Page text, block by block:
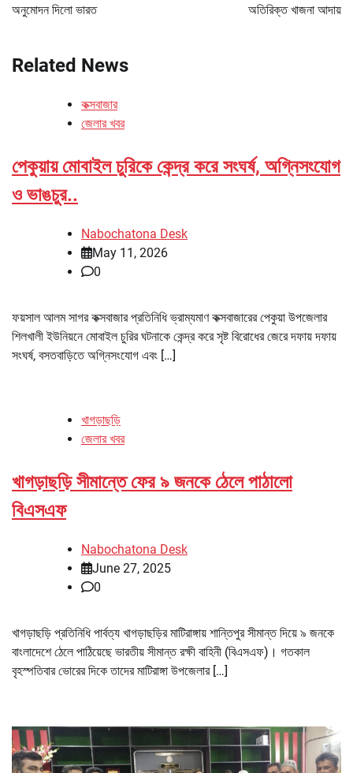
অনুমোদন দিলো ভারত
অতিরিক্ত খাজনা আদায়
Related News
কক্সবাজার
জেলার খবর
পেকুয়ায় মোবাইল চুরিকে কেন্দ্র করে সংঘর্ষ, অগ্নিসংযোগ
ও ভাঙচুর..
Nabochatona Desk
May 11, 2026
0
ফয়সাল আলম সাগর কক্সবাজার প্রতিনিধি ভ্রাম্যমাণ কক্সবাজারের পেকুয়া উপজেলার
শিলখালী ইউনিয়নে মোবাইল চুরির ঘটনাকে কেন্দ্র করে সৃষ্ট বিরোধের জেরে দফায় দফায়
সংঘর্ষ, বসতবাড়িতে অগ্নিসংযোগ এবং […]
খাগড়াছড়ি
জেলার খবর
খাগড়াছড়ি সীমান্তে ফের ৯ জনকে ঠেলে পাঠালো
বিএসএফ
Nabochatona Desk
June 27, 2025
0
খাগড়াছড়ি প্রতিনিধি পার্বত্য খাগড়াছড়ির মাটিরাঙ্গায় শান্তিপুর সীমান্ত দিয়ে ৯ জনকে
বাংলাদেশে ঠেলে পাঠিয়েছে ভারতীয় সীমান্ত রক্ষী বাহিনী (বিএসএফ)। গতকাল
বৃহস্পতিবার ভোরের দিকে তাদের মাটিরাঙ্গা উপজেলার […]